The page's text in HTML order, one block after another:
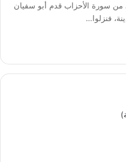
من سورة الأحزاب قدم أبو سفيان
فنزلوا…